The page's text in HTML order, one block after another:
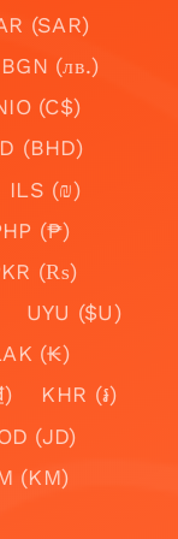
(SAR)
BGN (лв.)
(C$)
(BHD)
ILS (₪)
(₱)
(₨)
UYU ($U)
(₭)
KHR (៛)
(JD)
(KM)